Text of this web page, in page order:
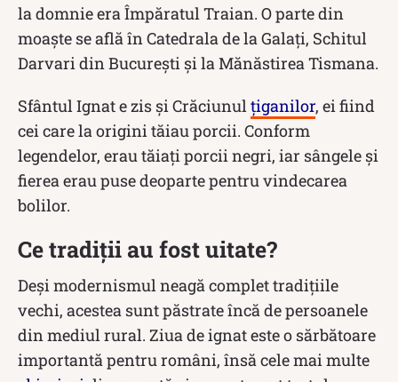
la domnie era Împăratul Traian. O parte din
moaște se află în Catedrala de la Galați, Schitul
Darvari din București și la Mănăstirea Tismana.
Sfântul Ignat e zis și Crăciunul țiganilor, ei fiind
cei care la origini tăiau porcii. Conform
legendelor, erau tăiați porcii negri, iar sângele și
fierea erau puse deoparte pentru vindecarea
bolilor.
Ce tradiții au fost uitate?
Deși modernismul neagă complet tradițiile
vechi, acestea sunt păstrate încă de persoanele
din mediul rural. Ziua de ignat este o sărbătoare
importantă pentru români, însă cele mai multe